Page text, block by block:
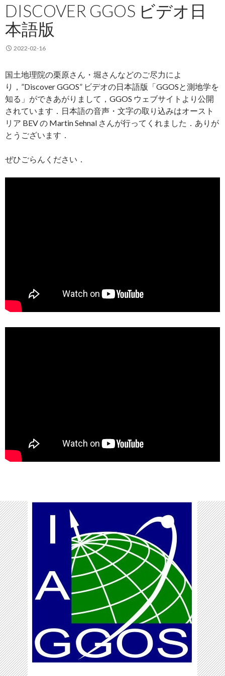
DISCOVER GGOS ビデオ日
本語版
2022-02-16
国土地理院の栗原さん・堀さんなどのご尽力によ
り，”Discover GGOS” ビデオの日本語版「GGOSと測地学を
知る」ができあがりまして，GGOS ウェブサイトより公開
されています．日本語の音声・文字の取り込みはオースト
リア BEV の Martin Sehnal さんが行ってくれました．ありが
とうございます．
ぜひごらんください．